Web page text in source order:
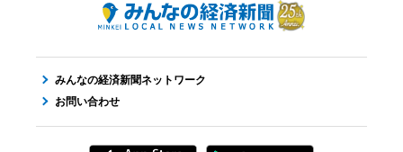
みんなの経済新聞ネットワーク
お問い合わせ